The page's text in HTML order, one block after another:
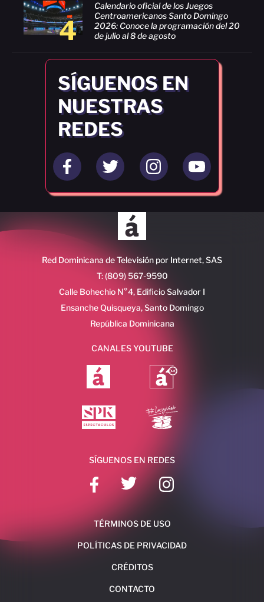
4
Calendario oficial de los Juegos
Centroamericanos Santo Domingo
2026: Conoce la programación del 20
de julio al 8 de agosto
SÍGUENOS EN
NUESTRAS
REDES
Red Dominicana de Televisión por Internet, SAS
T: (809) 567-9590
Calle Bohechio N°4, Edificio Salvador I
Ensanche Quisqueya, Santo Domingo
República Dominicana
CANALES YOUTUBE
SÍGUENOS EN REDES
TÉRMINOS DE USO
POLÍTICAS DE PRIVACIDAD
CRÉDITOS
CONTACTO